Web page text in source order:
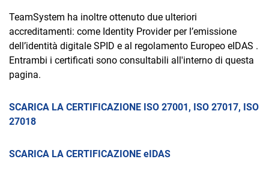
TeamSystem ha inoltre ottenuto due ulteriori
accreditamenti: come Identity Provider per l’emissione
dell’identità digitale SPID e al regolamento Europeo eIDAS .
Entrambi i certificati sono consultabili all'interno di questa
pagina.
SCARICA LA CERTIFICAZIONE ISO 27001, ISO 27017, ISO
27018
SCARICA LA CERTIFICAZIONE eIDAS